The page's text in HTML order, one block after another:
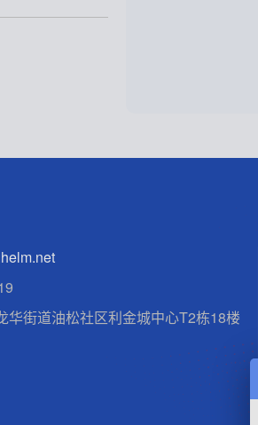
华街道油松社区利金城中心T2栋18楼